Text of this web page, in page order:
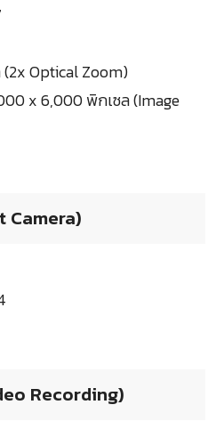
Optical Zoom)
x 6,000 พิกเซล (Image
Camera)
Recording)